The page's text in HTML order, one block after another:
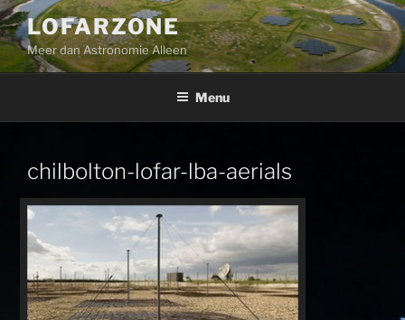
Ga
naar
de
inhoud
LOFARZONE
Meer dan Astronomie Alleen
Menu
chilbolton-lofar-lba-aerials